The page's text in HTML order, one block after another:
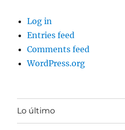
Log in
Entries feed
Comments feed
WordPress.org
Lo último